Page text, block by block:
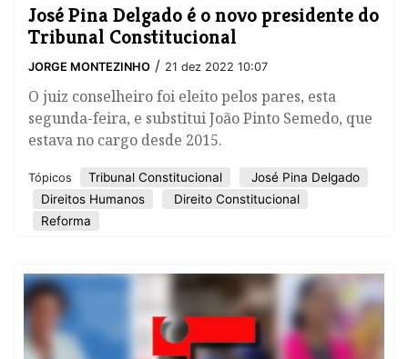
José Pina Delgado é o novo presidente do
Tribunal Constitucional
JORGE MONTEZINHO / 21 dez 2022 10:07
O juiz conselheiro foi eleito pelos pares, esta
segunda-feira, e substitui João Pinto Semedo, que
estava no cargo desde 2015.
Tópicos Tribunal Constitucional
José Pina Delgado
Direitos Humanos
Direito Constitucional
Reforma